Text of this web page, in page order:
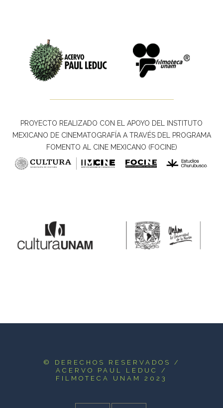
PROYECTO REALIZADO CON EL APOYO DEL INSTITUTO
MEXICANO DE CINEMATOGRAFÍA A TRAVÉS DEL PROGRAMA
FOMENTO AL CINE MEXICANO (FOCINE)
© DERECHOS RESERVADOS
/
ACERVO PAUL LEDUC /
FILMOTECA UNAM 2023